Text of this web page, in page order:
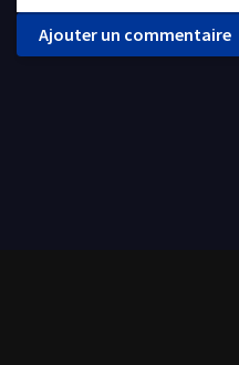
Ajouter un commentaire